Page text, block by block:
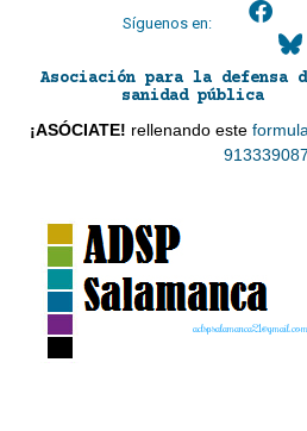
Síguenos en:
Asociación para la defensa
sanidad pública
¡ASÓCIATE! rellenando este
913339087
adspsalamanca21@gmail.com